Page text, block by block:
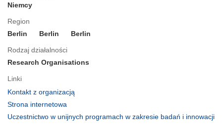
Niemcy
Region
Berlin
Berlin Berlin
Rodzaj działalności
Research Organisations
Linki
Kontakt z organizacją
Strona internetowa
otworzy
Uczestnictwo w unijnych programach w zakresie badań i innowacji